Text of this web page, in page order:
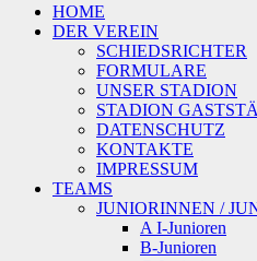
HOME
DER VEREIN
SCHIEDSRICHTER
FORMULARE
UNSER STADION
STADION
DATENSCHUTZ
KONTAKTE
IMPRESSUM
TEAMS
JUNIORINNEN /
A I-Junioren
B-Junioren